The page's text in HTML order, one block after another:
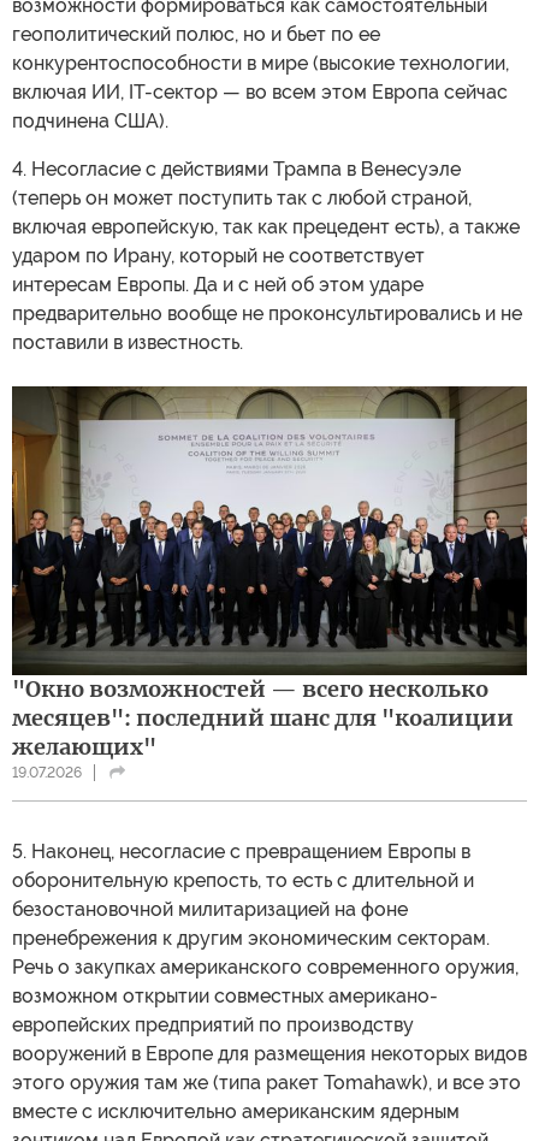
4. Несогласие с политикой Трампа, направленной на
восстановление американской гегемонии, которая
требует от Европы, которая мнила себя равноправным
партнером, подчинения американскому лидерству в
западном полушарии и американским глобальным
стратегиям. Это не только полностью лишает Европу
геополитический полюс, но и бьет по ее
конкурентоспособности в мире (высокие технологии,
включая ИИ, IT-сектор — во всем этом Европа сейчас
подчинена США).
4. Несогласие с действиями Трампа в Венесуэле
(теперь он может поступить так с любой страной,
включая европейскую, так как прецедент есть), а также
ударом по Ирану, который не соответствует
интересам Европы. Да и с ней об этом ударе
предварительно вообще не проконсультировались и не
поставили в известность.
"Окно возможностей — всего несколько
месяцев": последний шанс для "коалиции
желающих"